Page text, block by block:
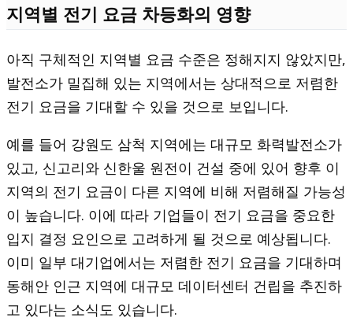
지역별 전기 요금 차등화의 영향
아직 구체적인 지역별 요금 수준은 정해지지 않았지만,
발전소가 밀집해 있는 지역에서는 상대적으로 저렴한
전기 요금을 기대할 수 있을 것으로 보입니다.
예를 들어 강원도 삼척 지역에는 대규모 화력발전소가
있고, 신고리와 신한울 원전이 건설 중에 있어 향후 이
지역의 전기 요금이 다른 지역에 비해 저렴해질 가능성
이 높습니다. 이에 따라 기업들이 전기 요금을 중요한
입지 결정 요인으로 고려하게 될 것으로 예상됩니다.
이미 일부 대기업에서는 저렴한 전기 요금을 기대하며
동해안 인근 지역에 대규모 데이터센터 건립을 추진하
고 있다는 소식도 있습니다.